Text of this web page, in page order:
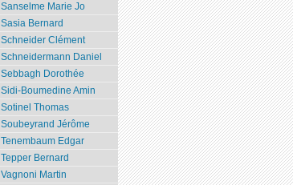
Sanselme Marie Jo
Sasia Bernard
Schneider Clément
Schneidermann Daniel
Sebbagh Dorothée
Sidi-Boumedine Amin
Sotinel Thomas
Soubeyrand Jérôme
Tenembaum Edgar
Tepper Bernard
Vagnoni Martin